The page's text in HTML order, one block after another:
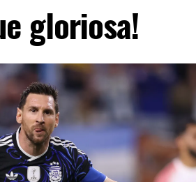
gloriosa!